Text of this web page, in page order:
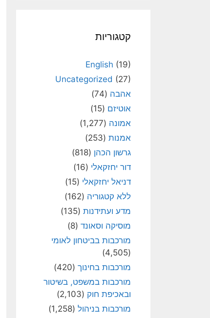
קטגוריות
English (19)
Uncategorized (27)
אהבה (74)
אוטיזם (15)
אמונה (1,277)
אמנות (253)
גרשון הכהן (818)
דור יחזקאלי (16)
דניאל יחזקאלי (15)
ללא קטגוריה (162)
מדע ועתידנות (135)
מוסיקה וסאונד (8)
מורכבות בביטחון לאומי
(4,505)
מורכבות בחינוך (420)
מורכבות במשפט, בשיטור
ובאכיפת חוק (2,103)
מורכבות בניהול (1,258)